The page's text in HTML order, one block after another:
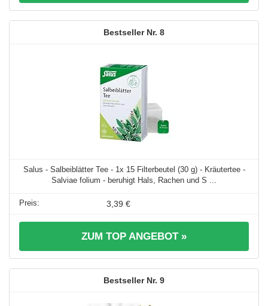
8
Salus - Salbeiblätter Tee - 1x 15 Filterbeutel (30 g) - Kräutertee -
Salviae folium - beruhigt Hals, Rachen und S ...
3,39 €
ZUM TOP ANGEBOT »
9